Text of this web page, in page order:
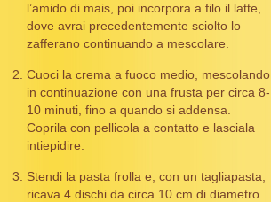
l’amido di mais, poi incorpora a filo il latte,
dove avrai precedentemente sciolto lo
zafferano continuando a mescolare.
Cuoci la crema a fuoco medio, mescolando
in continuazione con una frusta per circa 8-
10 minuti, fino a quando si addensa.
Coprila con pellicola a contatto e lasciala
intiepidire.
Stendi la pasta frolla e, con un tagliapasta,
ricava 4 dischi da circa 10 cm di diametro.